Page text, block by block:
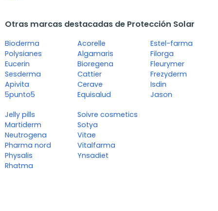
Otras marcas destacadas de Protección Solar
Bioderma
Polysianes
Eucerin
Sesderma
Apivita
5punto5
Acorelle
Algamaris
Bioregena
Cattier
Cerave
Equisalud
Estel-farma
Filorga
Fleurymer
Frezyderm
Isdin
Jason
Jelly pills
Martiderm
Neutrogena
Pharma nord
Physalis
Rhatma
Soivre cosmetics
Sotya
Vitae
Vitalfarma
Ynsadiet